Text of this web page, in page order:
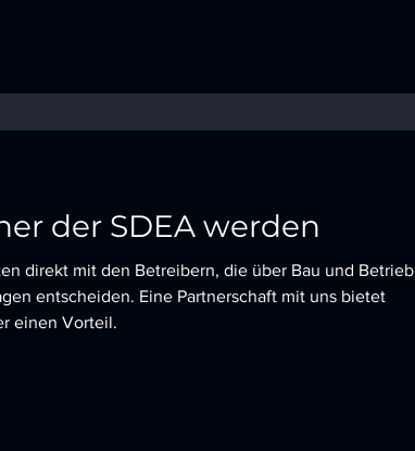
der SDEA werden
direkt mit den Betreibern, die über Bau und Betrieb
entscheiden. Eine Partnerschaft mit uns bietet
einen Vorteil.